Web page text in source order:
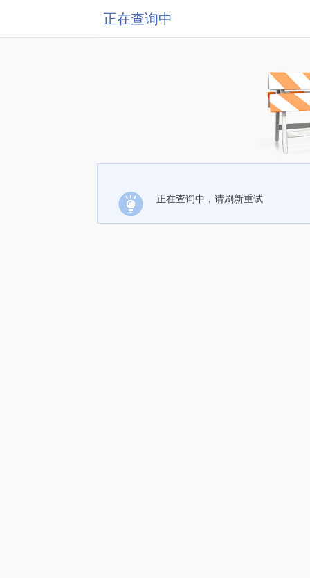
正在查询中
正在查询中，请刷新重试